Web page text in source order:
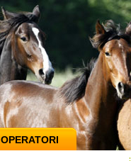
OPERATORI